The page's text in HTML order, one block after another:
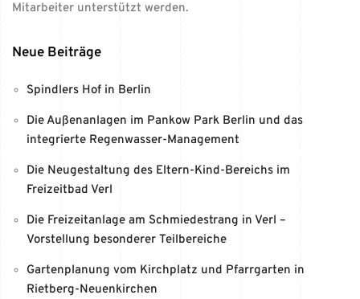
Mitarbeiter unterstützt werden.
Neue Beiträge
Spindlers Hof in Berlin
Die Außenanlagen im Pankow Park Berlin und das
integrierte Regenwasser-Management
Die Neugestaltung des Eltern-Kind-Bereichs im
Freizeitbad Verl
Die Freizeitanlage am Schmiedestrang in Verl –
Vorstellung besonderer Teilbereiche
Gartenplanung vom Kirchplatz und Pfarrgarten in
Rietberg-Neuenkirchen